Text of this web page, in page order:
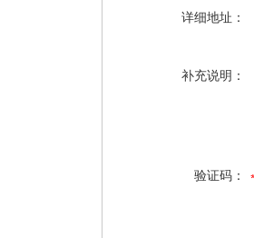
详细地址：
补充说明：
验证码：